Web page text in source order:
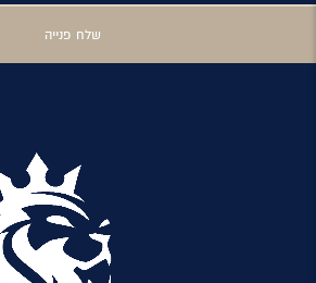
שלח פנייה